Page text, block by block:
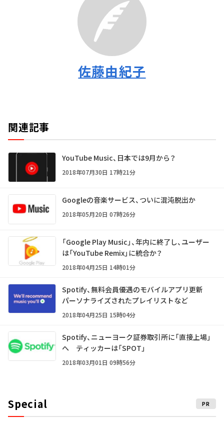
佐藤由紀子
関連記事
YouTube Music、日本では9月から？
2018年07月30日 17時21分
Googleの音楽サービス、ついに混沌脱出か
2018年05月20日 07時26分
「Google Play Music」、年内に終了し、ユーザー
は「YouTube Remix」に統合か？
2018年04月25日 14時01分
Spotify、無料会員優遇のモバイルアプリ更新
パーソナライズされたプレイリストなど
2018年04月25日 15時04分
Spotify、ニューヨーク証券取引所に「直接上場」
へ ティッカーは「SPOT」
2018年03月01日 09時56分
Special PR